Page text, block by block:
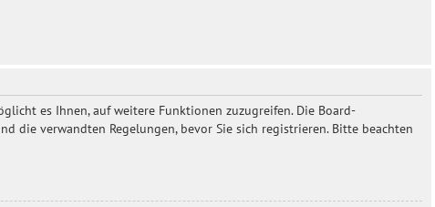
es Ihnen, auf weitere Funktionen zuzugreifen. Die Board-
die verwandten Regelungen, bevor Sie sich registrieren. Bitte beachten